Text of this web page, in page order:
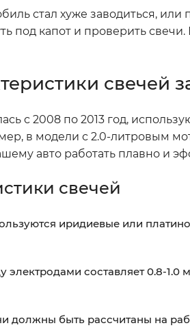
стал хуже заводиться,
под капот и проверить
свечей
с 2008 по 2013 год,
в модели с 2.0-литровым
авто работать плавно и
свечей
иридиевые или
составляет 0.8-1.0
должны быть рассчитаны на